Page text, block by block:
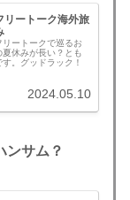
リートーク海外旅
ートークで巡るお
休みが長い？とも
。グッドラック！
2024.05.10
ンサム？